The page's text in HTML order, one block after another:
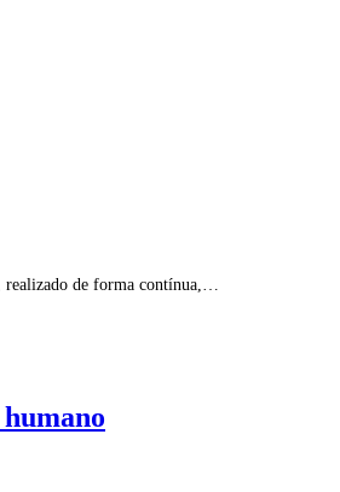
realizado de forma contínua,…